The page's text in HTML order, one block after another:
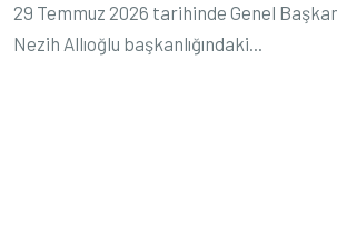
29 Temmuz 2026 tarihinde Genel
Nezih Allıoğlu başkanlığındaki...